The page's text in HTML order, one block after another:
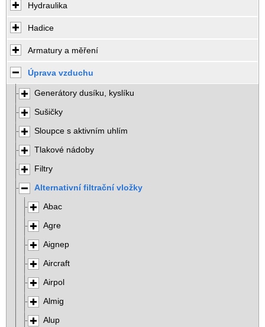
Hydraulika
Hadice
Armatury a měření
Úprava vzduchu
Generátory dusíku, kyslíku
Sušičky
Sloupce s aktivním uhlím
Tlakové nádoby
Filtry
Alternativní filtrační vložky
Abac
Agre
Aignep
Aircraft
Airpol
Almig
Alup